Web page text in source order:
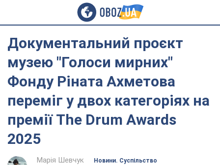
Документальний проєкт
музею "Голоси мирних"
Фонду Ріната Ахметова
переміг у двох категоріях на
премії The Drum Awards
2025
Марія Шевчук
Новини. Суспільство